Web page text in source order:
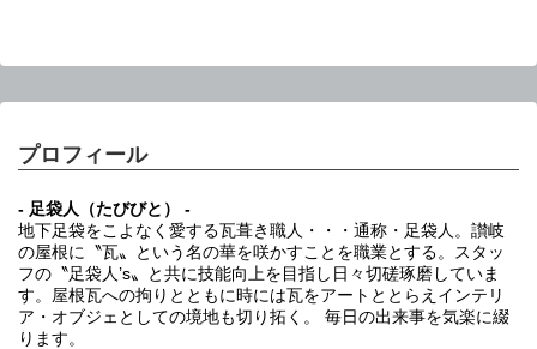
プロフィール
- 足袋人（たびびと） -
地下足袋をこよなく愛する瓦葺き職人・・・通称・足袋人。讃岐
の屋根に〝瓦〟という名の華を咲かすことを職業とする。スタッ
フの〝足袋人’s〟と共に技能向上を目指し日々切磋琢磨していま
す。屋根瓦への拘りとともに時には瓦をアートととらえインテリ
ア・オブジェとしての境地も切り拓く。 毎日の出来事を気楽に綴
ります。